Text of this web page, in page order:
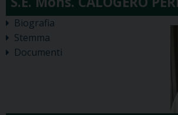
Biografia
Stemma
Documenti